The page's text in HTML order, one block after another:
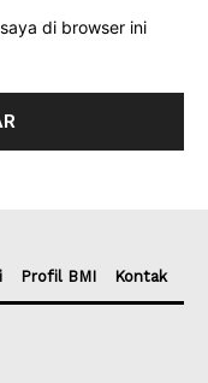
di browser ini
Profil BMI Kontak